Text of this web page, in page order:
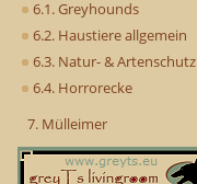
6.1. Greyhounds
6.2. Haustiere allgemein
6.3. Natur- & Artenschutz
6.4. Horrorecke
7. Mülleimer